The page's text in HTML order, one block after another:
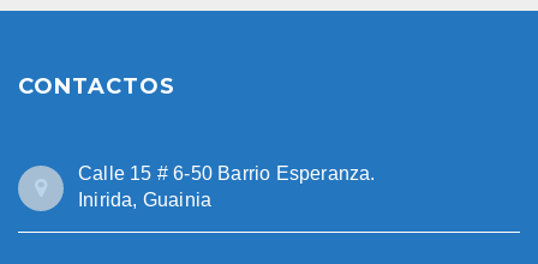
CONTACTOS
Calle 15 # 6-50 Barrio Esperanza.
Inirida, Guainia